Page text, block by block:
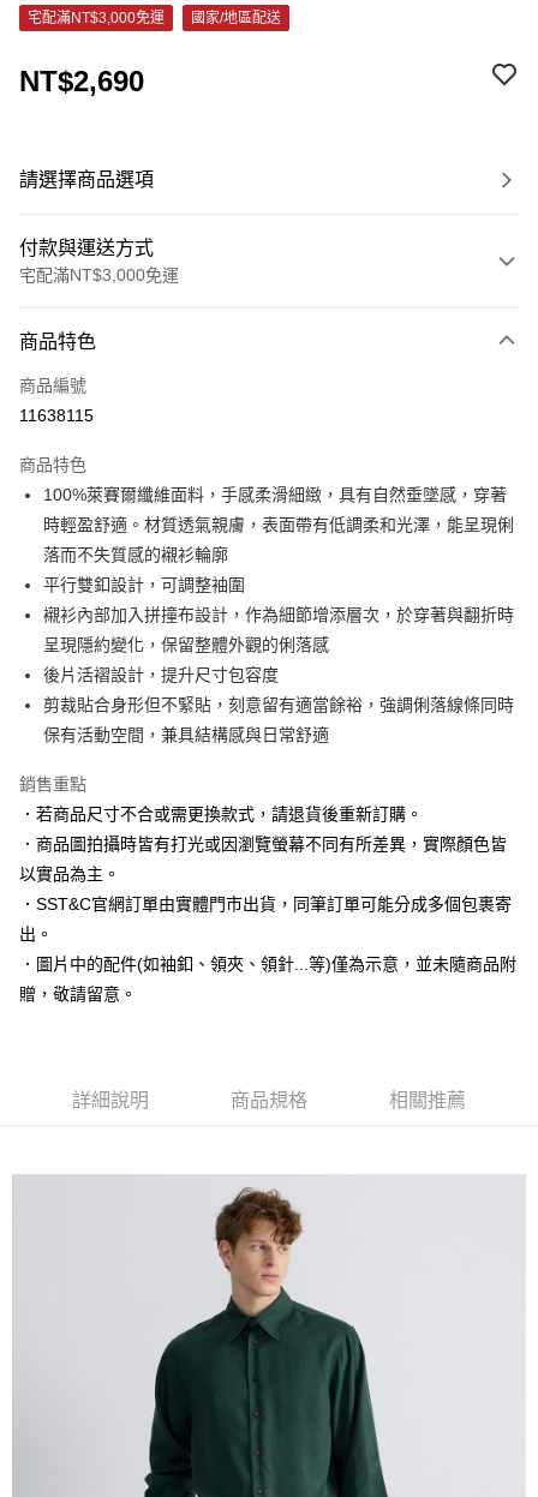
宅配滿NT$3,000免運 國家/地區配送
NT$2,690
請選擇商品選項
付款與運送方式
宅配滿NT$3,000免運
信用卡一次付款
信用卡分期付款
合作金庫商業銀行
華南商業銀行
彰化商業銀行
上海商業儲蓄銀行
台北富邦商業銀行
國泰世華商業銀行
臺灣中小企業銀行
匯豐（台灣）商業銀行
華泰商業銀行
聯邦商業銀行
遠東國際商業銀行
元大商業銀行
永豐商業銀行
玉山商業銀行
台新國際商業銀行
中國信託商業銀行
台灣樂天信用卡公司
6 期 0 利率 每期
華南商業銀行
彰化商業銀行
上海商業儲蓄銀行
國泰世華商業銀行
臺灣中小企業銀行
台中商業銀行
匯豐（台灣）商業銀行
華泰商業銀行
聯邦商業銀行
元大商業銀行
玉山商業銀行
星展（台灣）商業銀行
台新國際商業銀行
中國信託商業銀行
LINE Pay
Apple Pay
街口支付
悠遊付
Google Pay
全盈+PAY
AFTEE先享後付
相關說明
【關於「AFTEE先享後付」】
AFTEE先享後付是「在收到商品之後才付款」的支付方式。 讓您購物簡單
便利好安心！
１．簡單：不需註冊會員、不需綁卡、不需儲值。
２．便利：只要手機號碼，簡訊認證，即可結帳。
【「AFTEE先享後付」結帳流程】
ATM／網路銀行／等多元方式進行付款，方視為交易完成。
※ 交易是否成功請以「AFTEE先享後付 」之結帳頁面顯示為準，若有關於
是否繳費成功／繳費後需取消欲退款等相關疑問，請聯繫「AFTEE先享後付
https://netprotections.freshdesk.com/support/home
１．透過由恩沛科技股份有限公司提供之「AFTEE先享後付」服務完成之交
易，需依本服務之必要範圍內提供個人資料，並將交易相關給付款項請求債
權轉讓予恩沛科技股份有限公司。
２．關於個人資料處理事宜，請瀏覽以下網址：
https://aftee.tw/terms/#terms3
３．未成年的使用者請事先徵得法定代理人或監護人之同意方可使用
「AFTEE先享後付」，若未經同意申辦者引起之損失，本公司不負相關責
４．使用「AFTEE先享後付」時，將依據個別帳號之用戶狀況，依本公司即
時審查核予不同之上限額度；若仍有額度不足之情形，本公司將視審查結果
運送方式
新竹物流宅配
每筆NT$120，滿NT$3,000(含以上)免運費
LINEX 宇迅國際 查看運費
商品特色
商品編號
11638115
商品特色
100%萊賽爾纖維面料，手感柔滑細緻，具有自然垂墜感，穿著
時輕盈舒適。材質透氣親膚，表面帶有低調柔和光澤，能呈現俐
落而不失質感的襯衫輪廓
平行雙釦設計，可調整袖圍
襯衫內部加入拼撞布設計，作為細節增添層次，於穿著與翻折時
呈現隱約變化，保留整體外觀的俐落感
後片活褶設計，提升尺寸包容度
剪裁貼合身形但不緊貼，刻意留有適當餘裕，強調俐落線條同時
保有活動空間，兼具結構感與日常舒適
銷售重點
．若商品尺寸不合或需更換款式，請退貨後重新訂購。
．商品圖拍攝時皆有打光或因瀏覽螢幕不同有所差異，實際顏色皆
以實品為主。
．SST&C官網訂單由實體門市出貨，同筆訂單可能分成多個包裹寄
出。
．圖片中的配件(如袖釦、領夾、領針...等)僅為示意，並未隨商品附
贈，敬請留意。
詳細說明 商品規格 相關推薦